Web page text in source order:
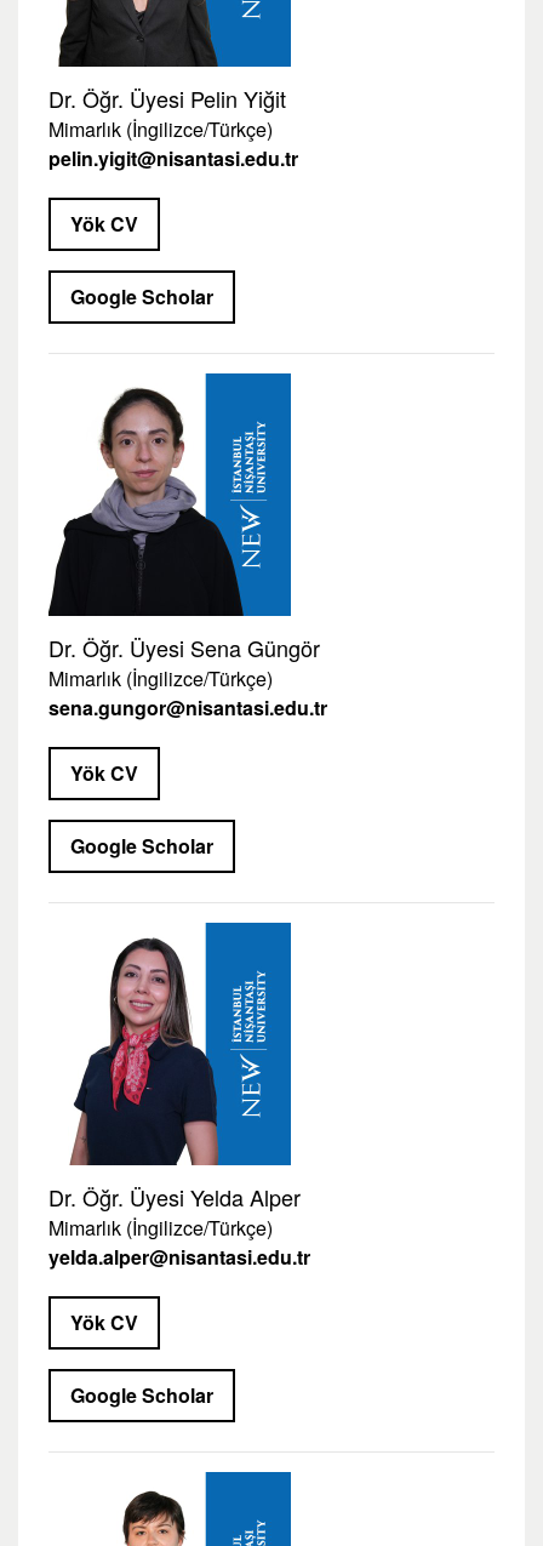
Dr. Öğr. Üyesi Pelin Yiğit
Mimarlık (İngilizce/Türkçe)
pelin.yigit@nisantasi.edu.tr
Yök CV
Google Scholar
Dr. Öğr. Üyesi Sena Güngör
Mimarlık (İngilizce/Türkçe)
sena.gungor@nisantasi.edu.tr
Yök CV
Google Scholar
Dr. Öğr. Üyesi Yelda Alper
Mimarlık (İngilizce/Türkçe)
yelda.alper@nisantasi.edu.tr
Yök CV
Google Scholar